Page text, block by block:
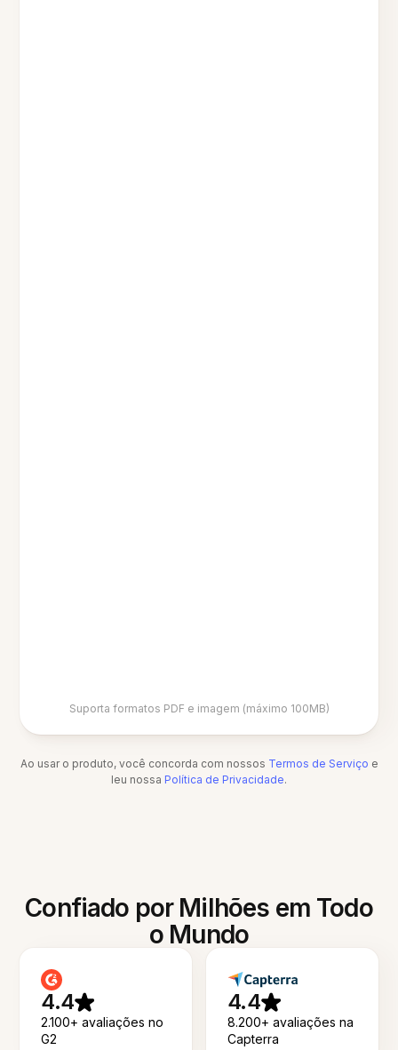
Suporta formatos PDF e imagem (máximo 100MB)
Ao usar o produto, você concorda com nossos Termos de Serviço e
leu nossa Política de Privacidade.
Confiado por Milhões em Todo
o Mundo
4.4
2.100+ avaliações no
G2
4.4
8.200+ avaliações na
Capterra